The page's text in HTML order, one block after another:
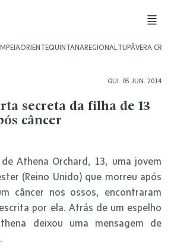
ORIENTEQUINTANAREGIONALTUPÃVERA CRUZ
QUI. 05 JUN. 2014
secreta da filha de 13
câncer
Athena Orchard, 13, uma jovem
(Reino Unido) que morreu após
câncer nos ossos, encontraram
por ela. Atrás de um espelho
deixou uma mensagem de